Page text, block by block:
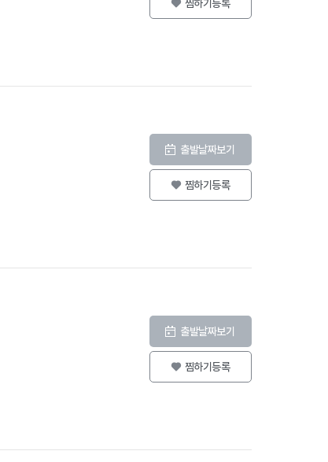
찜하기등록
출발날짜보기
찜하기등록
출발날짜보기
찜하기등록